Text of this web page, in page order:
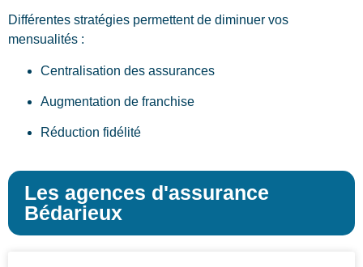
Différentes stratégies permettent de diminuer vos
mensualités :
Centralisation des assurances
Augmentation de franchise
Réduction fidélité
Les agences d'assurance
Bédarieux